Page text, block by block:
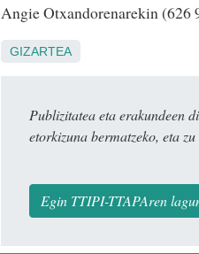
Angie Otxandorenarekin (626
GIZARTEA
Publizitatea eta erakundeen
etorkizuna bermatzeko, eta
Egin TTIPI-TTAPAren